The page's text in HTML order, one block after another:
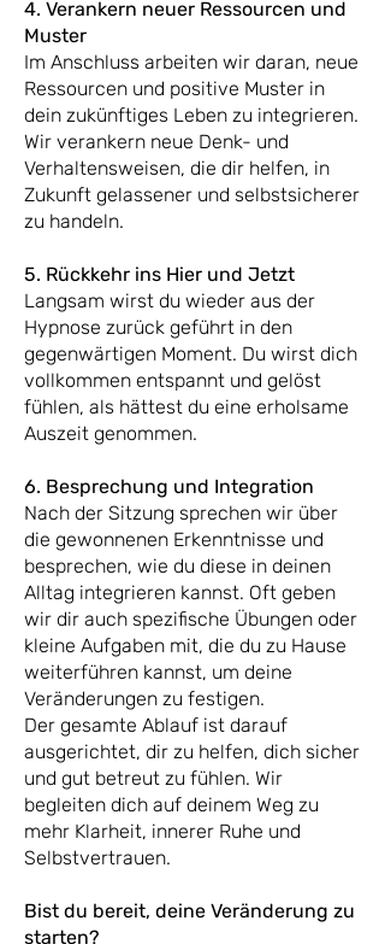
4. Verankern neuer Ressourcen und
Muster
Im Anschluss arbeiten wir daran, neue
Ressourcen und positive Muster in
dein zukünftiges Leben zu integrieren.
Wir verankern neue Denk- und
Verhaltensweisen, die dir helfen, in
Zukunft gelassener und selbstsicherer
zu handeln.
5. Rückkehr ins Hier und Jetzt
Langsam wirst du wieder aus der
Hypnose zurück geführt in den
gegenwärtigen Moment. Du wirst dich
vollkommen entspannt und gelöst
fühlen, als hättest du eine erholsame
Auszeit genommen.
6. Besprechung und Integration
Nach der Sitzung sprechen wir über
die gewonnenen Erkenntnisse und
besprechen, wie du diese in deinen
Alltag integrieren kannst. Oft geben
wir dir auch spezifische Übungen oder
kleine Aufgaben mit, die du zu Hause
weiterführen kannst, um deine
Veränderungen zu festigen.
Der gesamte Ablauf ist darauf
ausgerichtet, dir zu helfen, dich sicher
und gut betreut zu fühlen. Wir
begleiten dich auf deinem Weg zu
mehr Klarheit, innerer Ruhe und
Selbstvertrauen.
Bist du bereit, deine Veränderung zu
starten?